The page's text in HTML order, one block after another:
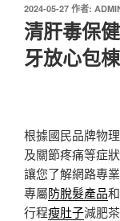
發
佈
於
2024-05-27 作者:
清肝毒保
牙放心包
根據國民品牌物
及關節疼痛等症
讓您了解網路專
專屬防脫髮產品
行程瘦肚子減肥